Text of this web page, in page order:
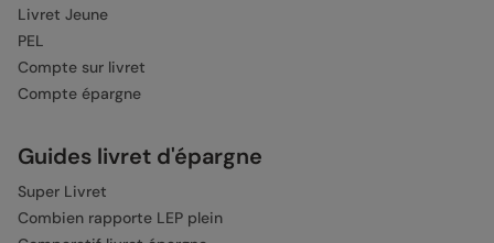
Livret Jeune
PEL
Compte sur livret
Compte épargne
Guides livret d'épargne
Super Livret
Combien rapporte LEP plein